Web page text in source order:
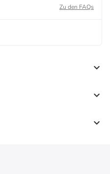
Zu den FAQs